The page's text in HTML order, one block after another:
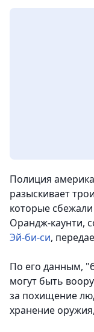
Полиция
разыскивает
которые
Орандж-каунти,
Эй-би-си,
По его данным,
могут быть
за похищение
хранение